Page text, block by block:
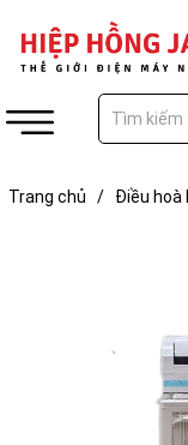
Trang chủ / Điều hoà